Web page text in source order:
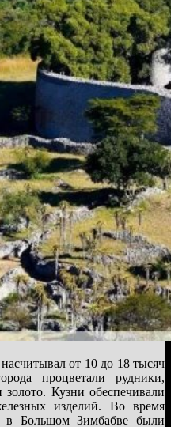
от 10 до 18 тысяч
процветали рудники,
Кузни обеспечивали
изделий. Во время
в Большом Зимбабве были